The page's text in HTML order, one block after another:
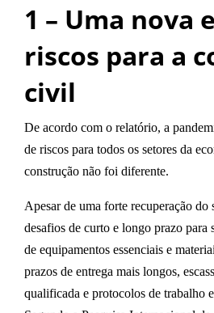
1 – Uma nova
riscos para a
civil
De acordo com o relatório, a
de riscos para todos os setores da
construção não foi diferente.
Apesar de uma forte recuperação do
desafios de curto e longo prazo para
de equipamentos essenciais e
prazos de entrega mais longos,
qualificada e protocolos de trabalho